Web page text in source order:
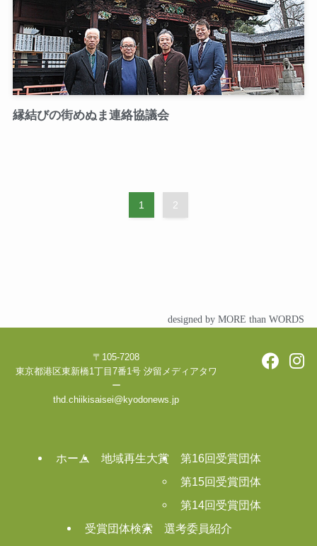
縁結びの街めぬま連絡協議会
1 2
designed by MORE than WORDS
〒105-7208
東京都港区東新橋1丁目7番1号 汐留メディアタワ
ー
thd.chiikisaisei@kyodonews.jp
ホーム 地域再生大賞
第16回受賞団体
第15回受賞団体
第14回受賞団体
受賞団体検索
選考委員紹介